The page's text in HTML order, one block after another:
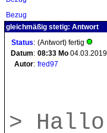
Bezug
gleichmäßig stetig: Antwort
Status: (Antwort) fertig
Datum: 08:33 Mo 04.03.2019
Autor: fred97
> Hallo